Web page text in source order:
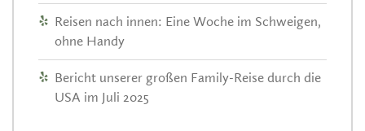
Reisen nach innen: Eine Woche im Schweigen,
ohne Handy
Bericht unserer großen Family-Reise durch die
USA im Juli 2025